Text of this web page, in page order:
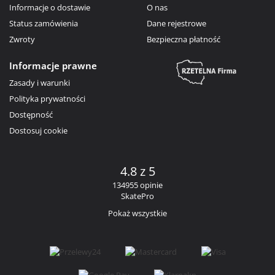
Informacje o dostawie
Status zamówienia
Zwroty
O nas
Dane rejestrowe
Bezpieczna płatność
Informacje prawne
Zasady i warunki
Polityka prywatności
Dostępność
Dostosuj cookie
4.8 z 5
134955 opinie
SkatePro
Pokaż wszystkie